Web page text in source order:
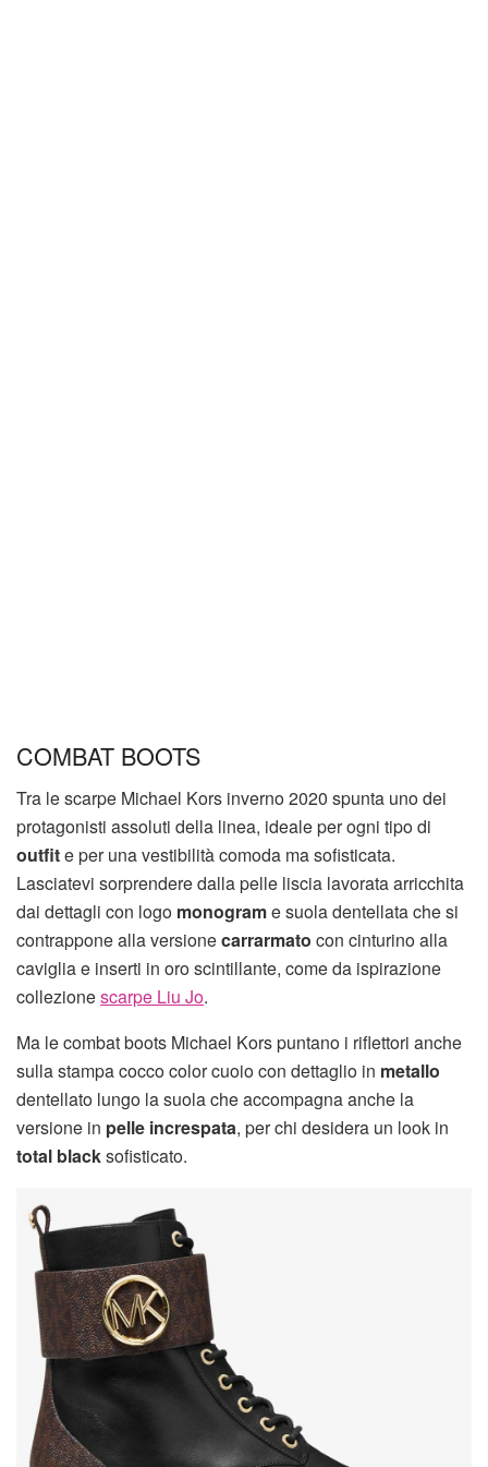
COMBAT BOOTS
Tra le scarpe Michael Kors inverno 2020 spunta uno dei
protagonisti assoluti della linea, ideale per ogni tipo di
outfite per una vestibilità comoda ma sofisticata.
Lasciatevi sorprendere dalla pelle liscia lavorata arricchita
dai dettagli con logo monograme suola dentellata che si
contrappone alla versionecarrarmato con cinturino alla
caviglia e inserti in oro scintillante, come da ispirazione
collezionescarpe Liu Jo.
Ma le combat boots Michael Kors puntano i riflettori anche
sulla stampa cocco color cuoio con dettaglio in metallo
dentellato lungo la suola che accompagna anche la
versione in pelle increspata, per chi desidera un look in
total blacksofisticato.